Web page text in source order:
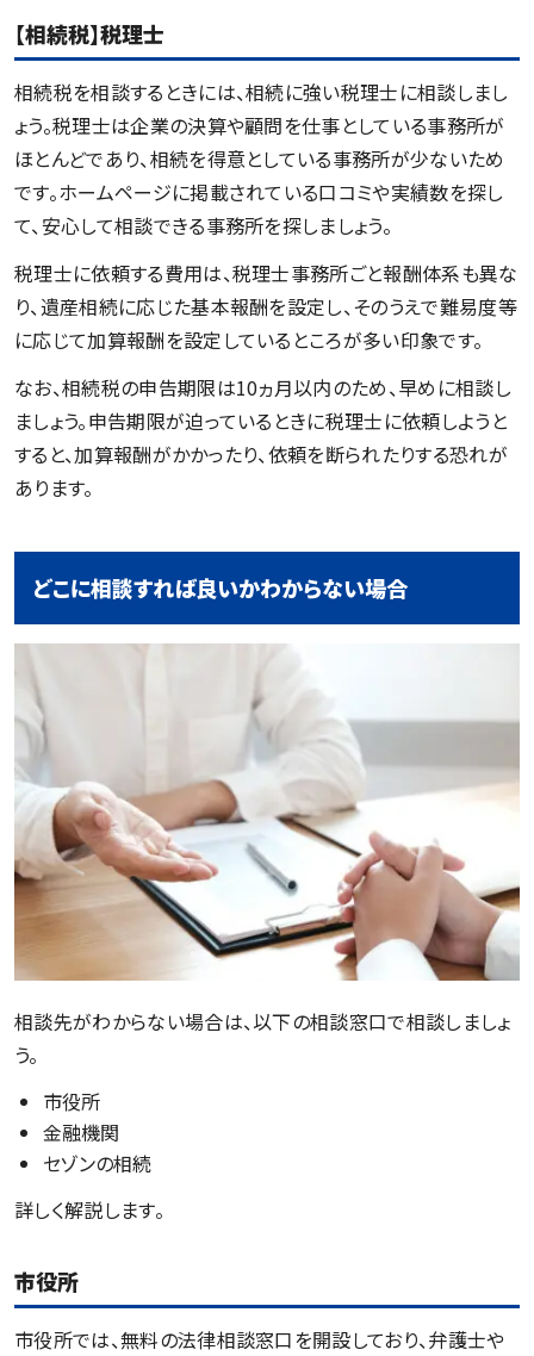
【相続税】税理士
相続税を相談するときには、相続に強い税理士に相談しまし
ょう。税理士は企業の決算や顧問を仕事としている事務所が
ほとんどであり、相続を得意としている事務所が少ないため
です。ホームページに掲載されている口コミや実績数を探し
て、安心して相談できる事務所を探しましょう。
税理士に依頼する費用は、税理士事務所ごと報酬体系も異な
り、遺産相続に応じた基本報酬を設定し、そのうえで難易度等
に応じて加算報酬を設定しているところが多い印象です。
なお、相続税の申告期限は10ヵ月以内のため、早めに相談し
ましょう。申告期限が迫っているときに税理士に依頼しようと
すると、加算報酬がかかったり、依頼を断られたりする恐れが
あります。
どこに相談すれば良いかわからない場合
相談先がわからない場合は、以下の相談窓口で相談しましょ
う。
市役所
金融機関
セゾンの相続
詳しく解説します。
市役所
市役所では、無料の法律相談窓口を開設しており、弁護士や